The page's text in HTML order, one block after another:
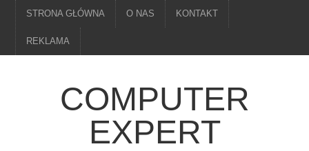
STRONA GŁÓWNA O NAS KONTAKT
REKLAMA
COMPUTER
EXPERT